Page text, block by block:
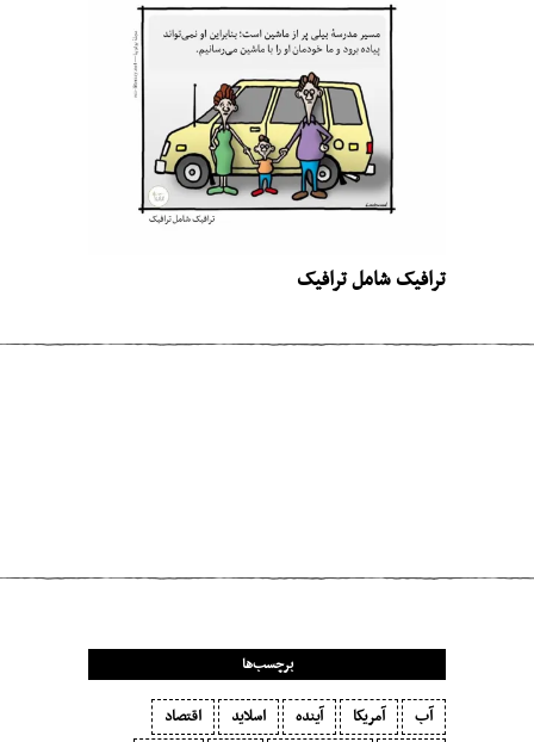
ترافیک شامل ترافیک
برچسب‌ها
آب آمریکا آینده اسلاید
اقتصاد